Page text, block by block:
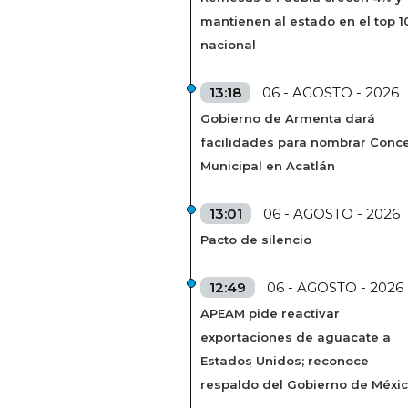
mantienen al estado en el top
nacional
13:18 06 - AGOSTO - 2026
Gobierno de Armenta dará
facilidades para nombrar
Municipal en Acatlán
13:01 06 - AGOSTO - 2026
Pacto de silencio
12:49 06 - AGOSTO - 2026
APEAM pide reactivar
exportaciones de aguacate a
Estados Unidos; reconoce
respaldo del Gobierno de